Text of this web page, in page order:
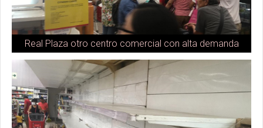
Real Plaza otro centro comercial con alta demanda